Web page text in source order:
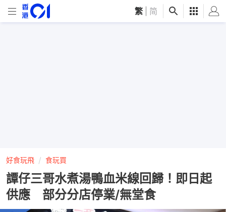
繁 简
好食玩飛 食玩買
譚仔三哥水煮湯鴨血米線回歸！即日起
供應 部分分店停業/無堂食